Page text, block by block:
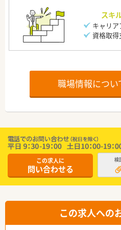
スキ
キャリ
資格取
職場情報につい
この求人に
問い合わせる
検
この求人への